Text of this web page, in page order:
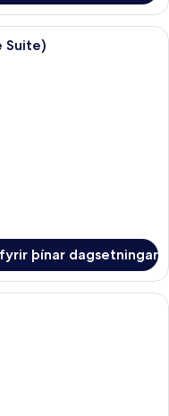
af bestu gerð, míníbar,
Suite)
þínar dagsetningar
af bestu gerð, míníbar,